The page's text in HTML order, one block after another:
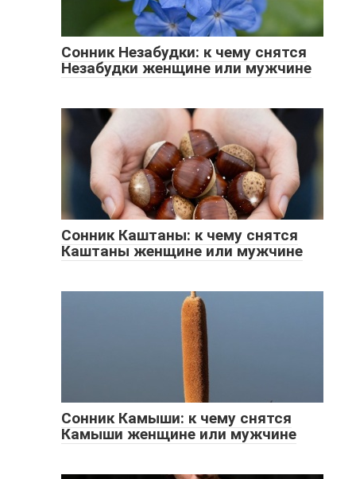
Сонник Незабудки: к чему снятся
Незабудки женщине или мужчине
Сонник Каштаны: к чему снятся
Каштаны женщине или мужчине
Сонник Камыши: к чему снятся
Камыши женщине или мужчине